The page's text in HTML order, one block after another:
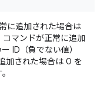
に追加された場合は
マンドが正常に追加
ID（負でない値）
加された場合は 0 を